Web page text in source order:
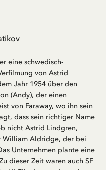
eine schwedisch-
von Astrid
Jahr 1954 über den
(Andy), der einen
von Faraway, wo ihn sein
dass sein richtiger Name
nicht Astrid Lindgren,
William Aldridge, der bei
Unternehmen plante eine
dieser Zeit waren auch SF